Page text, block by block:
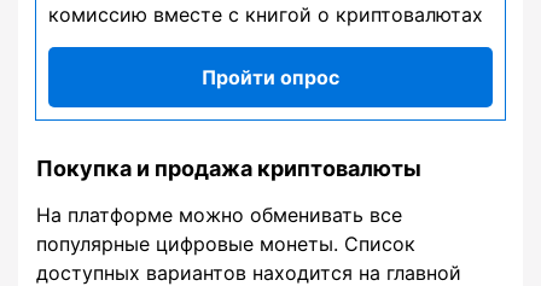
комиссию вместе с книгой о криптовалютах
Пройти опрос
Покупка и продажа криптовалюты
На платформе можно обменивать все
популярные цифровые монеты. Список
доступных вариантов находится на главной